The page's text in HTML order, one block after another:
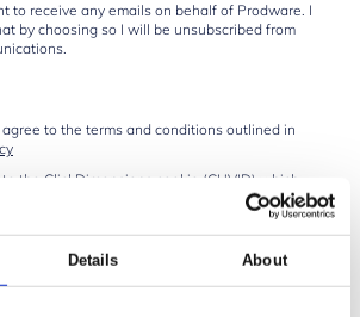
Details About
to receive any emails on behalf of Prodware. I
by choosing so I will be unsubscribed from
to the terms and conditions outlined in
the ClickDimensions cookie (CUVID) which
SENDEN